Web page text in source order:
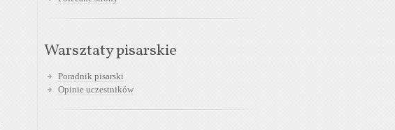
Warsztaty pisarskie
Poradnik pisarski
Opinie uczestników